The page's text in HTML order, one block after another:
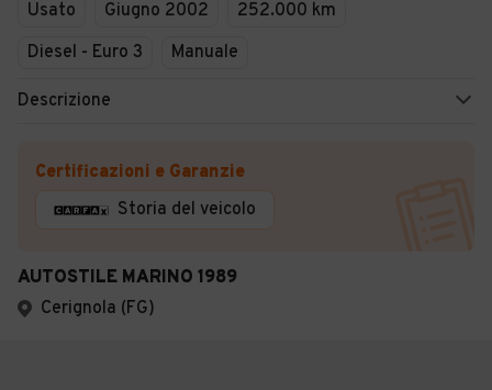
Usato Giugno 2002
252.000 km
Diesel - Euro 3
Manuale
Descrizione
Certificazioni e Garanzie
Storia del veicolo
AUTOSTILE MARINO 1989
Cerignola (FG)